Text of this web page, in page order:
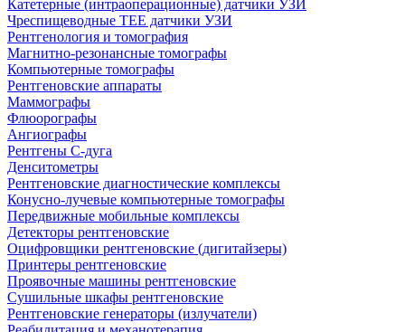
Катетерные (интраоперационные) датчики УЗИ
Чреспищеводные TEE датчики УЗИ
Рентгенология и томография
Магнитно-резонансные томографы
Компьютерные томографы
Рентгеновские аппараты
Маммографы
Флюорографы
Ангиографы
Рентгены С-дуга
Денситометры
Рентгеновские диагностические комплексы
Конусно-лучевые компьютерные томографы
Передвижные мобильные комплексы
Детекторы рентгеновские
Оцифровщики рентгеновские (дигитайзеры)
Принтеры рентгеновские
Проявочные машины рентгеновские
Сушильные шкафы рентгеновские
Рентгеновские генераторы (излучатели)